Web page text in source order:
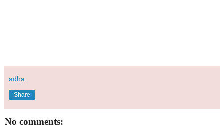
adha
Share
No comments: